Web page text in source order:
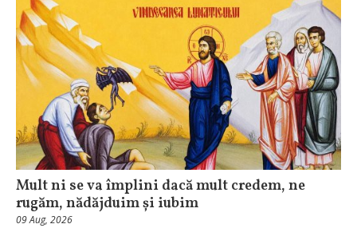
Mult ni se va împlini dacă mult credem, ne
rugăm, nădăjduim și iubim
09 Aug, 2026